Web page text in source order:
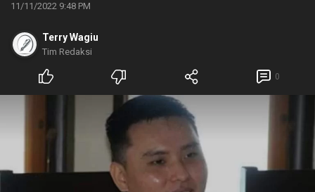
11/11/2022 9:48 PM
Terry Wagiu
Tim Redaksi
0